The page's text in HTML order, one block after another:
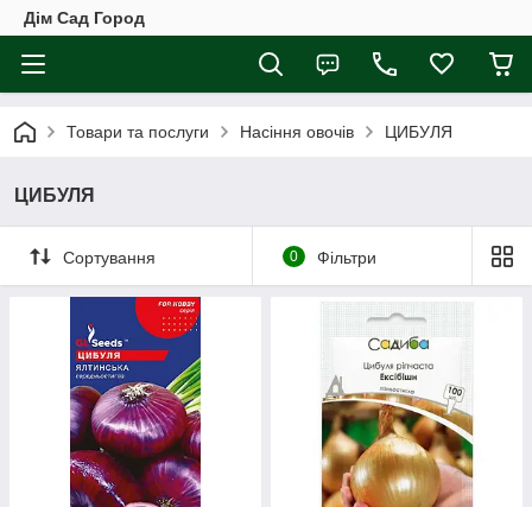
Дім Сад Город
Товари та послуги Насіння овочів ЦИБУЛЯ
ЦИБУЛЯ
Сортування 0 Фільтри